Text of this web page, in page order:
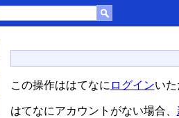
この操作ははてなに ログインい
はてなにアカウントがない場合、